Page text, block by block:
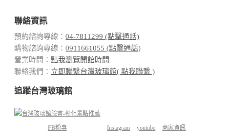
聯絡資訊
預約諮詢專線：04-7811299 (點擊通話)
購物諮詢專線：0911661055 (點擊通話)
營業時間：點我瀏覽開館時間
聯絡我們： 立即聯繫台灣玻璃館( 點我聯繫 )
追蹤台灣玻璃館
FB粉專 Instagram youtube 商家資訊